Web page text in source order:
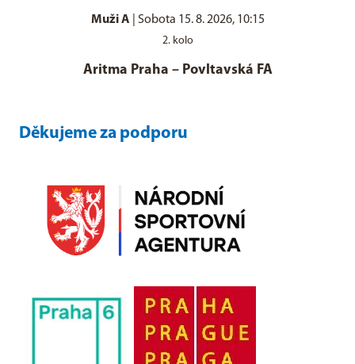
Muži A Sobota 15. 8. 2026, 10:15
2. kolo
Aritma Praha – Povltavská FA
Děkujeme za podporu